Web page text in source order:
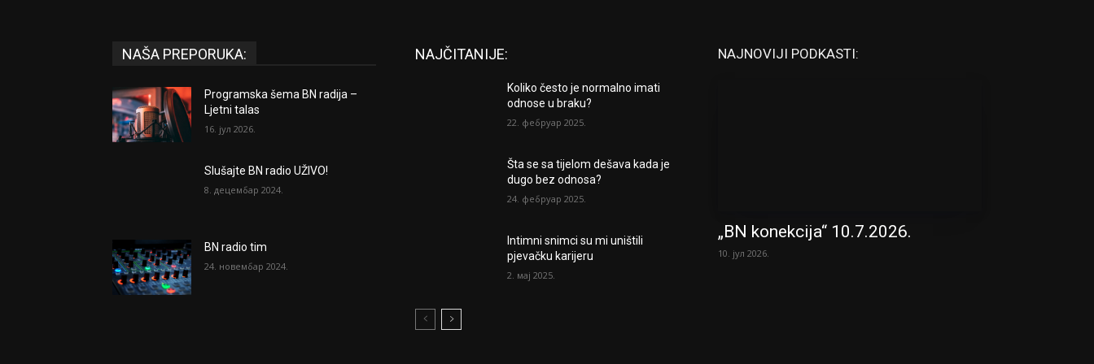
NAŠA PREPORUKA:
Programska šema BN radija –
Ljetni talas
16. јул 2026.
Slušajte BN radio UŽIVO!
8. децембар 2024.
BN radio tim
24. новембар 2024.
NAJČITANIJE:
Koliko često je normalno imati
odnose u braku?
22. фебруар 2025.
Šta se sa tijelom dešava kada je
dugo bez odnosa?
24. фебруар 2025.
Intimni snimci su mi uništili
pjevačku karijeru
2. мај 2025.
NAJNOVIJI PODKASTI:
„BN konekcija“ 10.7.2026.
10. јул 2026.